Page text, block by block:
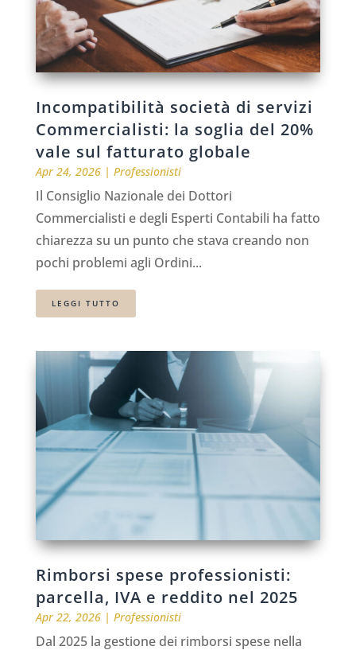
Incompatibilità società di servizi
Commercialisti: la soglia del 20%
vale sul fatturato globale
Apr 24, 2026| Professionisti
Il Consiglio Nazionale dei Dottori
Commercialisti e degli Esperti Contabili ha fatto
chiarezza su un punto che stava creando non
pochi problemi agli Ordini...
LEGGI TUTTO
Rimborsi spese professionisti:
parcella, IVA e reddito nel 2025
Apr 22, 2026| Professionisti
Dal 2025 la gestione dei rimborsi spese nella